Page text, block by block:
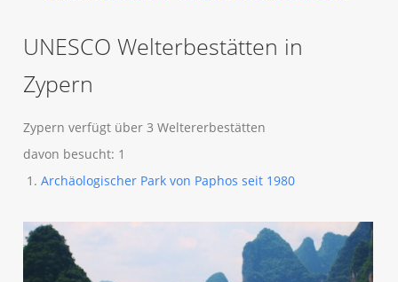
UNESCO Welterbestätten in
Zypern
Zypern verfügt über 3 Weltererbestätten
davon besucht: 1
Archäologischer Park von Paphos seit 1980